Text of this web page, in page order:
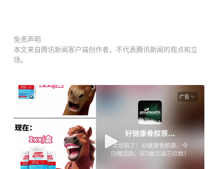
免责声明
本文来自腾讯新闻客户端创作者，不代表腾讯新闻的观点和立
场。
广告